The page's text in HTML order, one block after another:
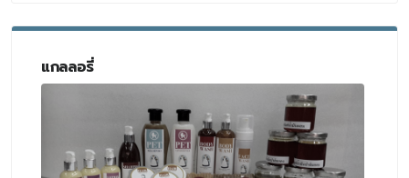
แกลลอรี่